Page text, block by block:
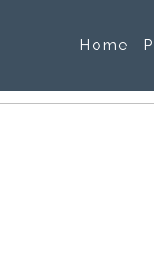
Home